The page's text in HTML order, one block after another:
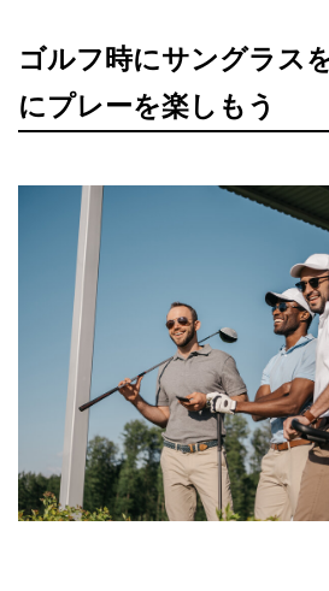
ゴルフ時にサングラス
にプレーを楽しもう